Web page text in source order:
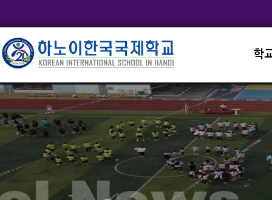
학
학
학
학